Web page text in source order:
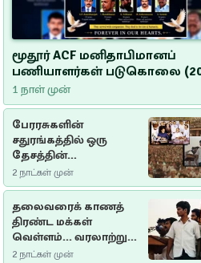
மூதூர் ACF மனிதாபிமானப்
பணியாளர்கள் படுகொலை
20 ஆண்டுகளாகியும் நீதி
மறுக்கப்பட்ட மனிதாபிமானப்
பேரவலம்
1 நாள் முன்
பேரரசுகளின்
சதுரங்கத்தில் ஒரு
தேசத்தின்
தீர்க்கதரிசனம் :
சுதுமலை பிரகடனம்
ஒரு வரலாற்றுப் பாடம்
2 நாட்கள் முன்
தலைவரைக் காணத்
திரண்ட மக்கள்
வெள்ளம்... வரலாற்றுச்
சிறப்புமிக்க சுதுமலைப்
2 நாட்கள் முன்